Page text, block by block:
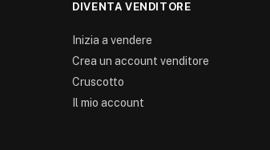
DIVENTA VENDITORE
Inizia a vendere
Crea un account venditore
Cruscotto
Il mio account